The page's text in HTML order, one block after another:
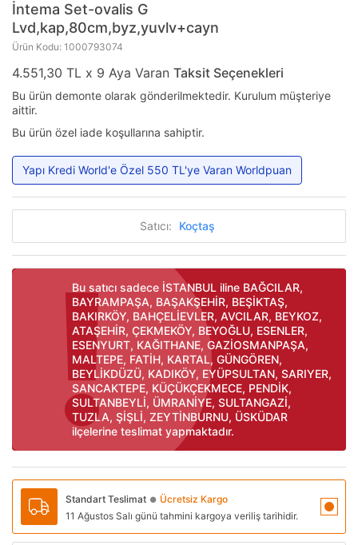
İntema Set-ovalis G
Lvd,kap,80cm,byz,yuvlv+cayn
Ürün Kodu: 1000793074
4.551,30 TL x 9 Aya Varan Taksit Seçenekleri
Bu ürün demonte olarak gönderilmektedir. Kurulum müşteriye
aittir.
Bu ürün özel iade koşullarına sahiptir.
Yapı Kredi World'e Özel 550 TL'ye Varan Worldpuan
Satıcı: Koçtaş
Bu satıcı sadece İSTANBUL iline BAĞCILAR,
BAYRAMPAŞA, BAŞAKŞEHİR, BEŞİKTAŞ,
BAKIRKÖY, BAHÇELİEVLER, AVCILAR, BEYKOZ,
ATAŞEHİR, ÇEKMEKÖY, BEYOĞLU, ESENLER,
ESENYURT, KAĞITHANE, GAZİOSMANPAŞA,
MALTEPE, FATİH, KARTAL, GÜNGÖREN,
BEYLİKDÜZÜ, KADIKÖY, EYÜPSULTAN, SARIYER,
SANCAKTEPE, KÜÇÜKÇEKMECE, PENDİK,
SULTANBEYLİ, ÜMRANİYE, SULTANGAZİ,
TUZLA, ŞİŞLİ, ZEYTİNBURNU, ÜSKÜDAR
ilçelerine teslimat yapmaktadır.
Standart Teslimat ● Ücretsiz Kargo
11 Ağustos Salı günü tahmini kargoya veriliş tarihidir.